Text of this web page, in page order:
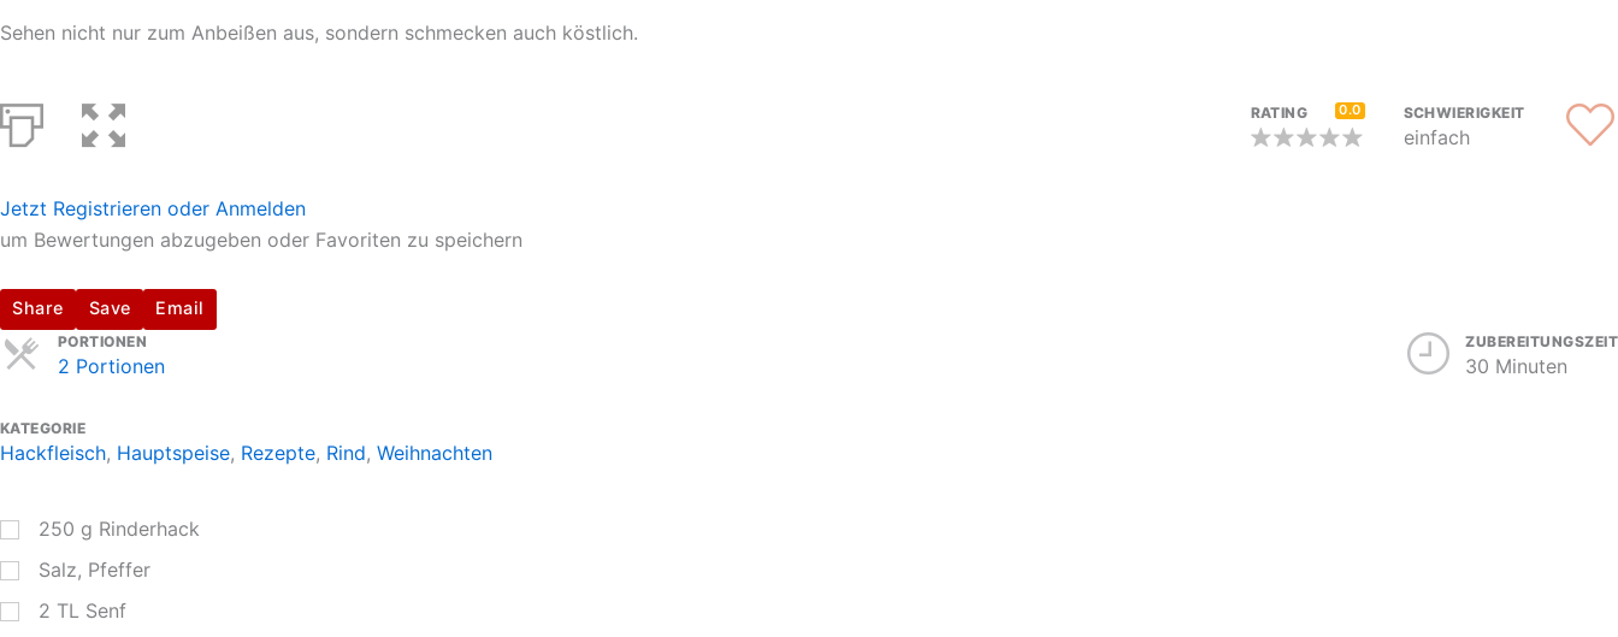
Sehen nicht nur zum Anbeißen aus, sondern schmecken auch köstlich.
RATING 0.0 SCHWIERIGKEIT
einfach
Jetzt Registrieren oder Anmelden
um Bewertungen abzugeben oder Favoriten zu speichern
Share Save Email
PORTIONEN
2 Portionen
ZUBEREITUNGSZEIT
30 Minuten
KATEGORIE
Hackfleisch, Hauptspeise, Rezepte, Rind, Weihnachten
250 g Rinderhack
Salz, Pfeffer
2 TL Senf